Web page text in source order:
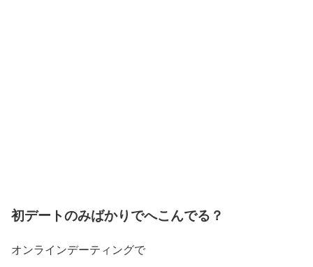
初デートのみばかりでへこんでる？
オンラインデーティングで